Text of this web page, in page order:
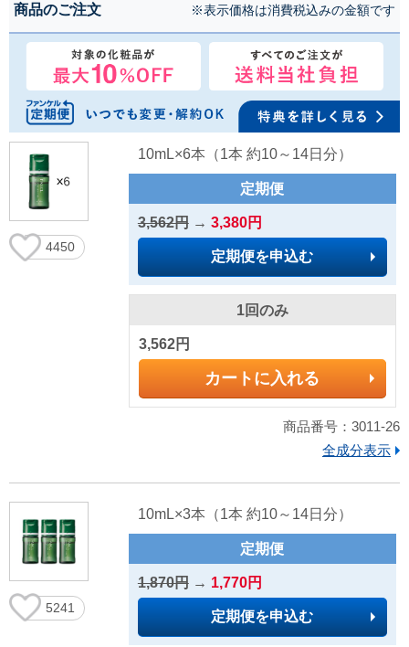
商品のご注文 ※表示価格は消費税込みの金額です
4450
10mL×6本（1本 約10～14日分）
定期便
3,562円→ 3,380円
定期便を申込む
1回のみ
3,562円
カートに入れる
商品番号：3011-26
全成分表示
5241
10mL×3本（1本 約10～14日分）
定期便
1,870円→ 1,770円
定期便を申込む